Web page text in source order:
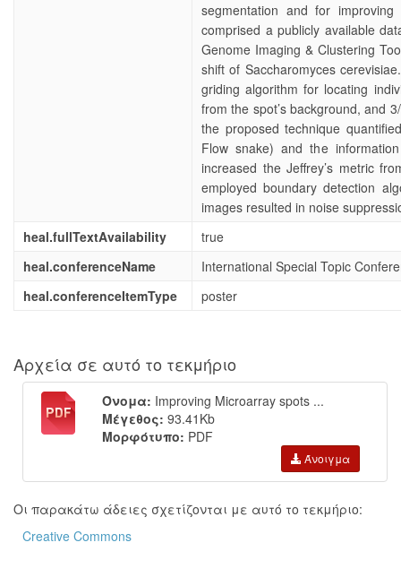
segmentation and for
comprised a publicly available
Genome Imaging & Clustering
shift of Saccharomyces
griding algorithm for locating
from the spot’s background, and
the proposed technique
Flow snake) and the
increased the Jeffrey’s metric
employed boundary detection
images resulted in noise
heal.fullTextAvailability
true
heal.conferenceName
International Special Topic
heal.conferenceItemType
poster
Αρχεία σε αυτό το τεκμήριο
Όνομα: Improving Microarray spots ...
Μέγεθος: 93.41Kb
Μορφότυπο: PDF
Άνοιγμα
Οι παρακάτω άδειες σχετίζονται με αυτό το τεκμήριο:
Creative Commons